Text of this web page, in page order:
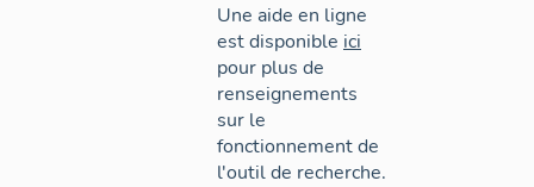
Une aide en ligne
est disponible ici
pour plus de
renseignements
sur le
fonctionnement de
l'outil de recherche.